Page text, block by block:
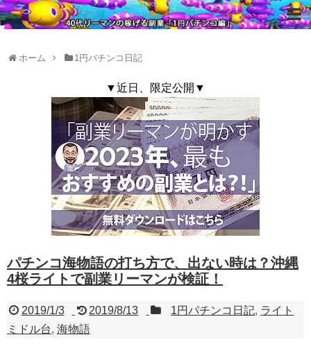
ホーム 1円パチンコ日記
▼近日、限定公開▼
パチンコ海物語の打ち方で、出ない時は？沖縄
4桜ライトで副業リーマンが検証！
2019/1/3 2019/8/13 1円パチンコ日記, ライト
ミドル台, 海物語